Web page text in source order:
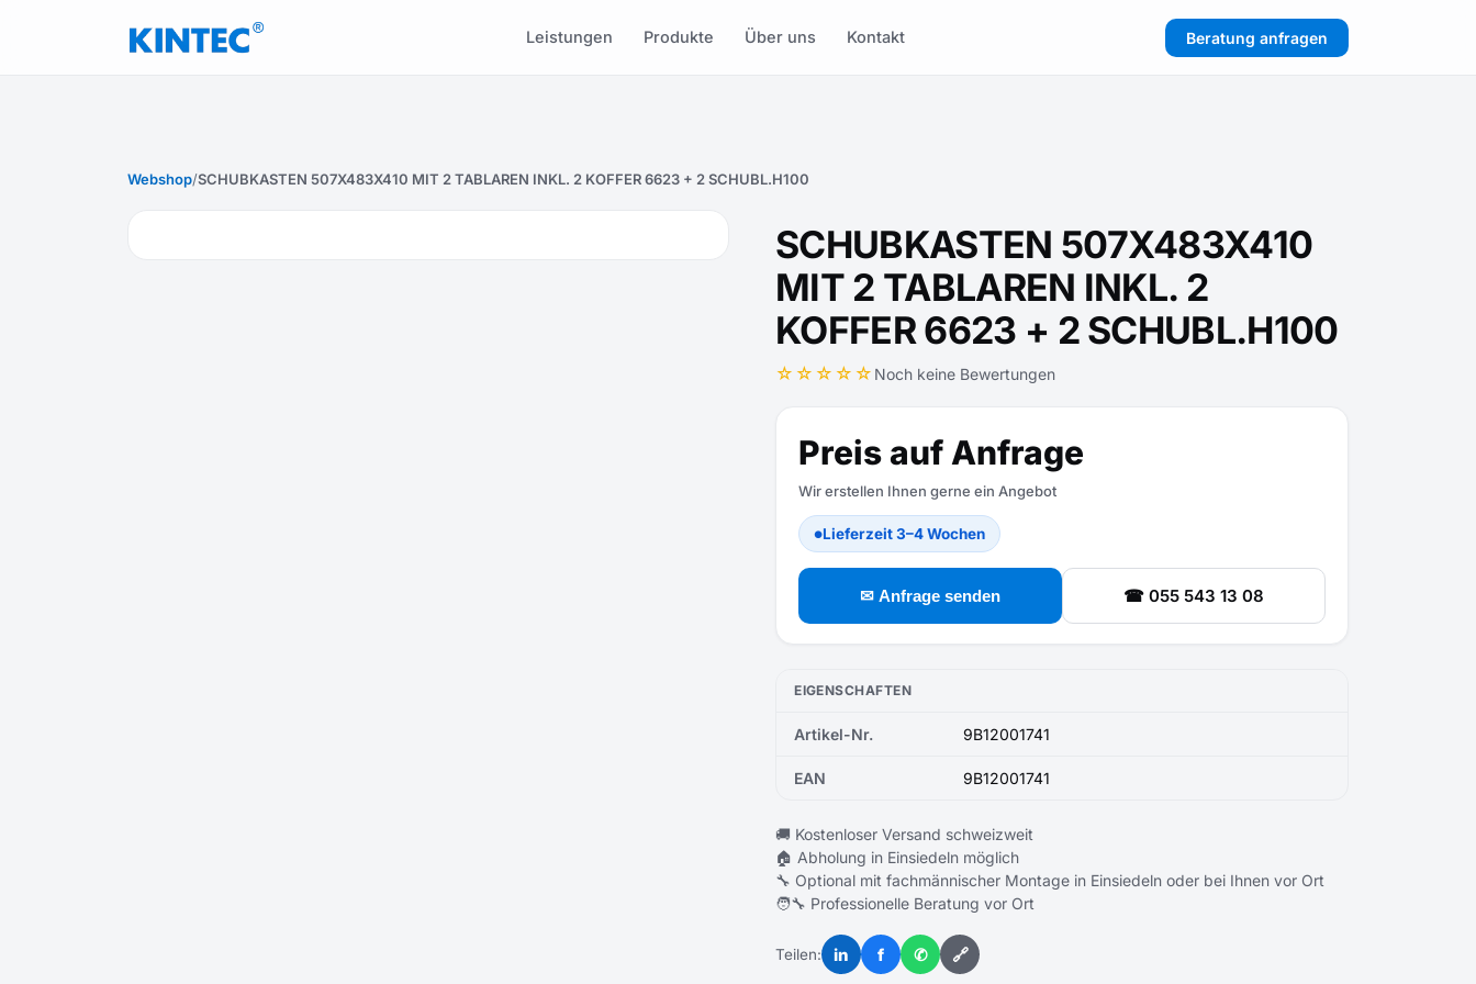
Leistungen Produkte Über uns Kontakt Beratung anfragen
Webshop/SCHUBKASTEN 507X483X410 MIT 2 TABLAREN INKL. 2 KOFFER 6623 + 2 SCHUBL.H100
SCHUBKASTEN 507X483X410
MIT 2 TABLAREN INKL. 2
KOFFER 6623 + 2 SCHUBL.H100
☆☆☆☆☆ Noch keine Bewertungen
Preis auf Anfrage
Wir erstellen Ihnen gerne ein Angebot
●Lieferzeit 3–4 Wochen
✉ Anfrage senden ☎ 055 543 13 08
EIGENSCHAFTEN
Artikel-Nr. 9B12001741
EAN 9B12001741
🚚 Kostenloser Versand schweizweit
🏠 Abholung in Einsiedeln möglich
🔧 Optional mit fachmännischer Montage in Einsiedeln oder bei Ihnen vor Ort
🧑‍🔧 Professionelle Beratung vor Ort
Teilen: in f ✆ 🔗